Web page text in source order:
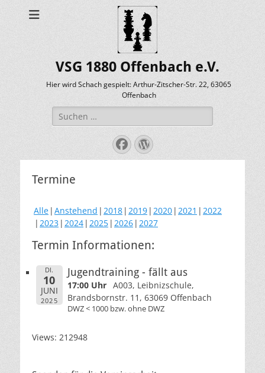
VSG 1880 Offenbach e.V.
Hier wird Schach gespielt: Arthur-Zitscher-Str. 22, 63065
Offenbach
Suche
nach:
Facebook
WordPress
Termine
Alle Anstehend 2018 2019 2020 2021
2022
2023 2024 2025 2026 2027
Termin Informationen:
DI.
10
JUNI
2025
Jugendtraining - fällt aus
17:00 Uhr A003, Leibnizschule,
Brandsbornstr. 11, 63069 Offenbach
DWZ < 1000 bzw. ohne DWZ
Views: 212948